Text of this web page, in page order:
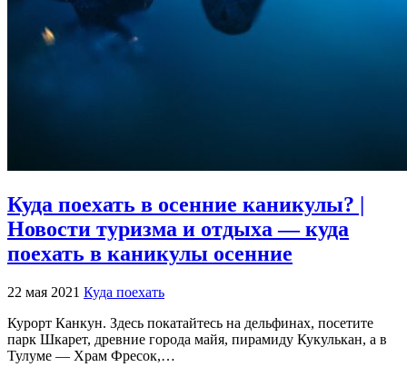
Куда поехать в осенние каникулы? |
Новости туризма и отдыха — куда
поехать в каникулы осенние
22 мая 2021 Куда поехать
Курорт Канкун. Здесь покатайтесь на дельфинах, посетите
парк Шкарет, древние города майя, пирамиду Кукулькан, а в
Тулуме — Храм Фресок,…